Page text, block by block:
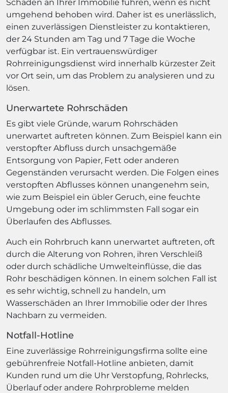
Schäden an Ihrer Immobilie führen, wenn es nicht
umgehend behoben wird. Daher ist es unerlässlich,
einen zuverlässigen Dienstleister zu kontaktieren,
der 24 Stunden am Tag und 7 Tage die Woche
verfügbar ist. Ein vertrauenswürdiger
Rohrreinigungsdienst wird innerhalb kürzester Zeit
vor Ort sein, um das Problem zu analysieren und zu
lösen.
Unerwartete Rohrschäden
Es gibt viele Gründe, warum Rohrschäden
unerwartet auftreten können. Zum Beispiel kann ein
verstopfter Abfluss durch unsachgemäße
Entsorgung von Papier, Fett oder anderen
Gegenständen verursacht werden. Die Folgen eines
verstopften Abflusses können unangenehm sein,
wie zum Beispiel ein übler Geruch, eine feuchte
Umgebung oder im schlimmsten Fall sogar ein
Überlaufen des Abflusses.
Auch ein Rohrbruch kann unerwartet auftreten, oft
durch die Alterung von Rohren, ihren Verschleiß
oder durch schädliche Umwelteinflüsse, die das
Rohr beschädigen können. In einem solchen Fall ist
es sehr wichtig, schnell zu handeln, um
Wasserschäden an Ihrer Immobilie oder der Ihres
Nachbarn zu vermeiden.
Notfall-Hotline
Eine zuverlässige Rohrreinigungsfirma sollte eine
gebührenfreie Notfall-Hotline anbieten, damit
Kunden rund um die Uhr Verstopfung, Rohrlecks,
Überlauf oder andere Rohrprobleme melden